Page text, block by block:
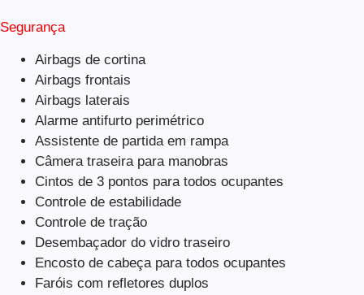
Segurança
Airbags de cortina
Airbags frontais
Airbags laterais
Alarme antifurto perimétrico
Assistente de partida em rampa
Câmera traseira para manobras
Cintos de 3 pontos para todos ocupantes
Controle de estabilidade
Controle de tração
Desembaçador do vidro traseiro
Encosto de cabeça para todos ocupantes
Faróis com refletores duplos